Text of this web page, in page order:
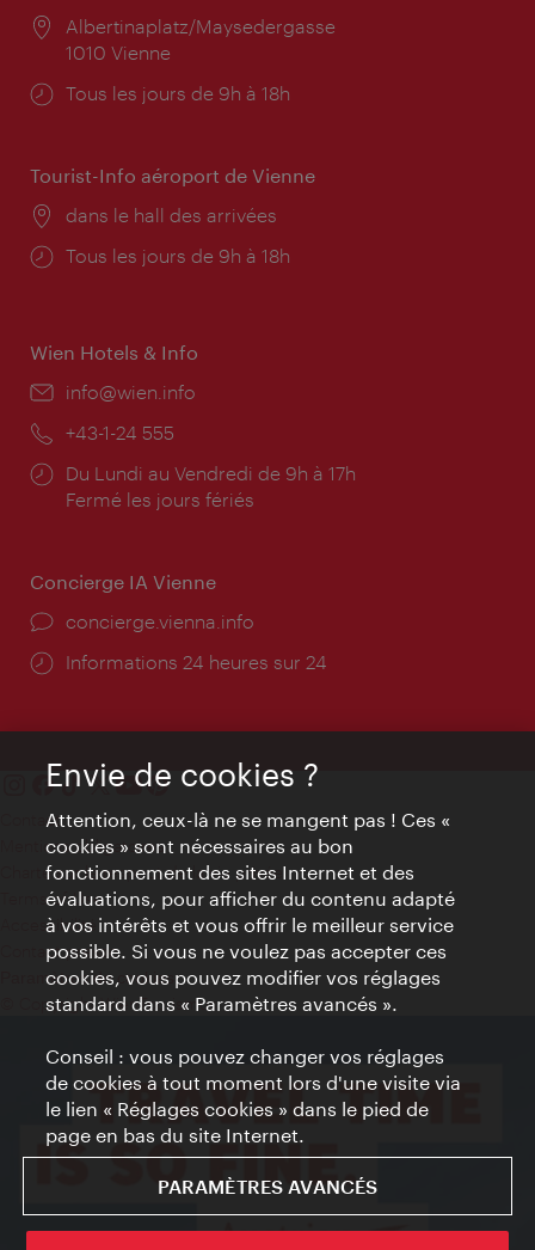
Lieu:
Albertinaplatz/Maysedergasse
1010 Vienne
Horaires
Tous les jours de 9h à 18h
Tourist-Info aéroport de Vienne
Lieu:
dans le hall des arrivées
Horaires
Tous les jours de 9h à 18h
Wien Hotels & Info
E-
info@wien.info
Téléphone:
+43-1-24 555
Horaires
d'ouverture:
Du Lundi au Vendredi de 9h à 17h
Fermé les jours fériés
Concierge IA Vienne
Ort:
concierge.vienna.info
Öffnungszeiten:
Informations 24 heures sur 24
Contact
Mentions obligatoires
Charte sur le respect de la vie privée
Terms of Use
Accessibilité
Contact presse
Paramètres de cookies
© Copyright WienTourismus
Envie de cookies ?
Attention, ceux-là ne se mangent pas ! Ces «
cookies » sont nécessaires au bon
fonctionnement des sites Internet et des
évaluations, pour afficher du contenu adapté
à vos intérêts et vous offrir le meilleur service
possible. Si vous ne voulez pas accepter ces
cookies, vous pouvez modifier vos réglages
standard dans « Paramètres avancés ».
Conseil : vous pouvez changer vos réglages
de cookies à tout moment lors d'une visite via
le lien « Réglages cookies » dans le pied de
page en bas du site Internet.
PARAMÈTRES AVANCÉS